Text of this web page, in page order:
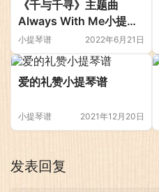
《千与千寻》主题曲
Always With Me小提琴
谱
小提琴谱 2022年6月21日
爱的礼赞小提琴谱
小提琴谱 2021年12月20日
发表回复